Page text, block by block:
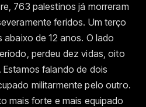
763 palestinos já morreram
feridos. Um terço
de 12 anos. O lado
perdeu dez vidas, oito
falando de dois
militarmente pelo outro.
mais forte e mais equipado